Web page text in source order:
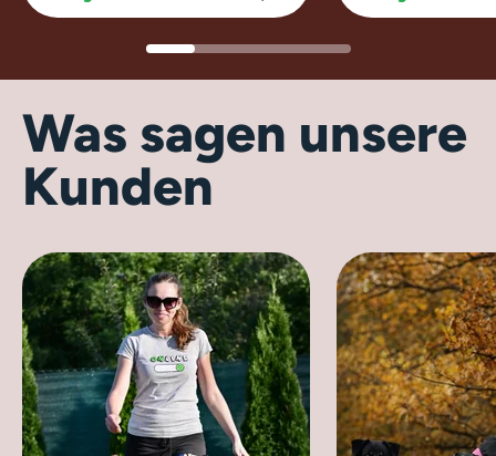
Was sagen unsere
Kunden